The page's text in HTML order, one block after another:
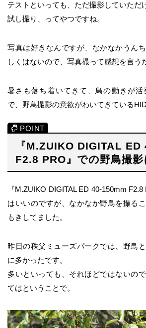
テストといっても、ただ撮影していただ
試し撮り、ってやつですね。
写真は好きなんですが、なかなかうん
しくはないので、写真撮って感想を言う
暑さも落ち着いてきて、鳥の動きが活
で、野鳥撮影の意欲がわいてきている
『M.ZUIKO DIGITAL
F2.8 PRO』での野鳥撮影
『M.ZUIKO DIGITAL ED 40-150mm
はいいのですが、なかなか野鳥を撮る
もきしてました。
昨日の秩父ミューズパークでは、野鳥
に多かったです。
多いといっても、それほどではないの
てはということで。